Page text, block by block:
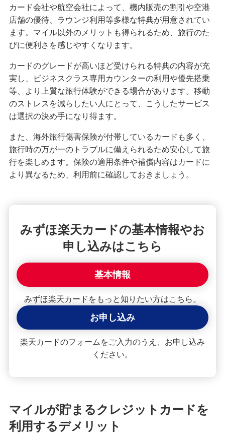
クレジットカードの在籍確認とは？タイミングや
確認内容、対応方法を解説
ナンバーレスのクレジットカードとは？メリット
やデメリットを解説
みずほマイレージクラブカード（クレジットカ
ード）
みずほJCBデビット（デビットカード）
みずほWallet
その他決済・支払いサービス
みずほマイレージクラブ
みずほプレミアムクラブ
預金・NISA・資産運用
備える
カード会社や航空会社によって、機内販売の割引や空港
店舗の優待、ラウンジ利用等多様な特典が用意されてい
ます。マイル以外のメリットも得られるため、旅行のた
びに便利さを感じやすくなります。
カードのグレードが高いほど受けられる特典の内容が充
実し、ビジネスクラス専用カウンターの利用や優先搭乗
等、より上質な旅行体験ができる場合があります。移動
のストレスを減らしたい人にとって、こうしたサービス
は選択の決め手になり得ます。
また、海外旅行傷害保険が付帯しているカードも多く、
旅行時の万が一のトラブルに備えられるため安心して旅
行を楽しめます。保険の適用条件や補償内容はカードに
より異なるため、利用前に確認しておきましょう。
みずほ楽天カードの基本情報やお
申し込みはこちら
基本情報
みずほ楽天カードをもっと知りたい方はこちら。
お申し込み
楽天カードのフォームをご入力のうえ、お申し込み
ください。
マイルが貯まるクレジットカードを
利用するデメリット